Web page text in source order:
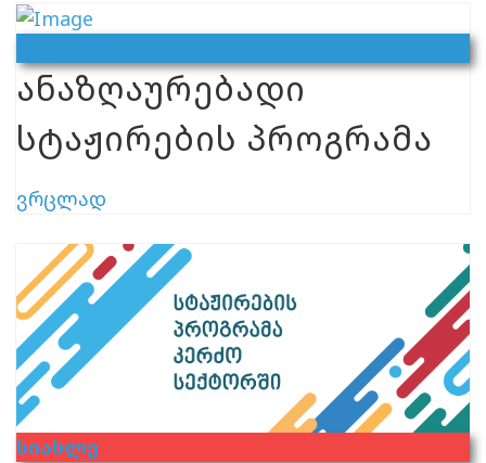
ანაზღაურებადი
სტაჟირების პროგრამა
ვრცლად
Სიახლე